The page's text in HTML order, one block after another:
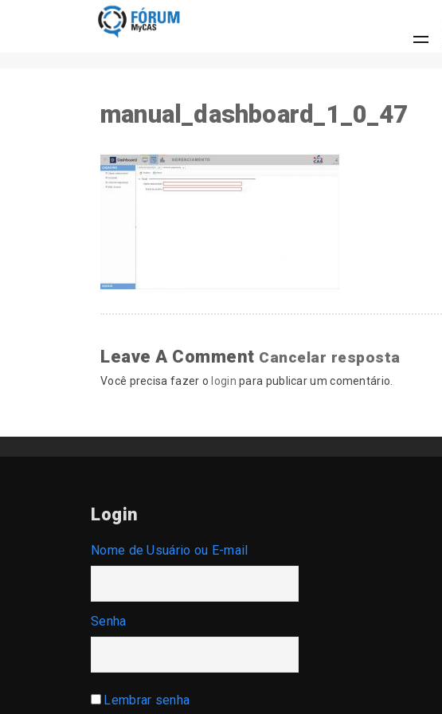
manual_dashboard_1_0_47
Leave A Comment Cancelar resposta
Você precisa fazer o login para publicar um comentário.
Login
Nome de Usuário ou E-mail
Senha
Lembrar senha